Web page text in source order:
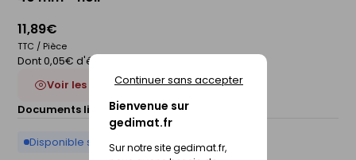
Bienvenue sur
gedimat.fr
Sur notre site gedimat.fr,
Continuer sans accepter
11,89€
TTC / Pièce
Dont 0,05€ d'éco-participation
Voir les 2 déclinaisons
Documents liés :
Fiche technique
Disponible sur commande